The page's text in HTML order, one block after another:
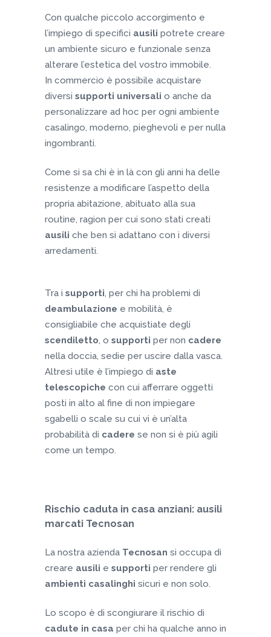
Con qualche piccolo accorgimento e
l’impiego di specifici ausili potrete creare
un ambiente sicuro e funzionale senza
alterare l’estetica del vostro immobile.
In commercio è possibile acquistare
diversi supporti universali o anche da
personalizzare ad hoc per ogni ambiente
casalingo, moderno, pieghevoli e per nulla
ingombranti.
Come si sa chi è in là con gli anni ha delle
resistenze a modificare l’aspetto della
propria abitazione, abituato alla sua
routine, ragion per cui sono stati creati
ausili che ben si adattano con i diversi
arredamenti.
Tra i supporti, per chi ha problemi di
deambulazione e mobilità, è
consigliabile che acquistiate degli
scendiletto, o supporti per non cadere
nella doccia, sedie per uscire dalla vasca.
Altresì utile è l’impiego di aste
telescopiche con cui afferrare oggetti
posti in alto al fine di non impiegare
sgabelli o scale su cui vi è un’alta
probabilità di cadere se non si è più agili
come un tempo.
Rischio caduta in casa anziani: ausili
marcati Tecnosan
La nostra azienda Tecnosan si occupa di
creare ausili e supporti per rendere gli
ambienti casalinghi sicuri e non solo.
Lo scopo è di scongiurare il rischio di
cadute in casa per chi ha qualche anno in